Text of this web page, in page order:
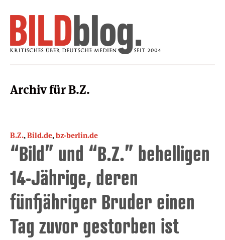
Archiv für B.Z.
B.Z.,Bild.de,bz-berlin.de
“Bild” und “B.Z.” behelligen
14-Jährige, deren
fünfjähriger Bruder einen
Tag zuvor gestorben ist